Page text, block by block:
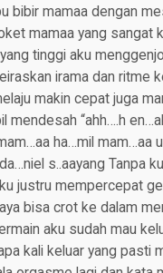
bibir mamaa dengan
mamaa yang sangat
tinggi aku
irama dan ritme
makin cepat juga
mendesah “ahh….h
ha…mil mam…aa
s..aayang Tanpa
justru mempercepat
bisa crot ke dalam
aku sudah mau
kali keluar yang pasti